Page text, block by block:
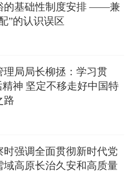
的基础性制度安排 ——兼
”的认识误区
理局局长柳拯：学习贯
神 坚定不移走好中国特
路
时强调全面贯彻新时代党
域高原长治久安和高质量